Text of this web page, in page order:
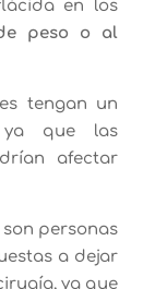
en los
peso o al
tengan un
ya que las
afectar
personas
a dejar
ya que